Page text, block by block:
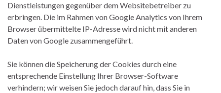
Dienstleistungen gegenüber dem Websitebetreiber zu
erbringen. Die im Rahmen von Google Analytics von Ihrem
Browser übermittelte IP-Adresse wird nicht mit anderen
Daten von Google zusammengeführt.
Sie können die Speicherung der Cookies durch eine
entsprechende Einstellung Ihrer Browser-Software
verhindern; wir weisen Sie jedoch darauf hin, dass Sie in